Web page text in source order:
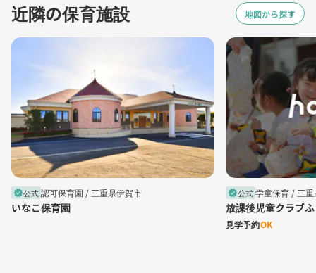
近隣の保育施設 地図から探す
verified公式認可保育園 / 三重県伊賀市
いなこ保育園
verified公式学童保育 / 三
放課後児童クラブ
見学予約OK